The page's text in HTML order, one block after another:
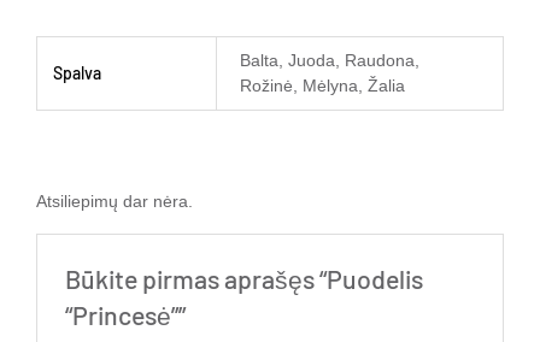
Spalva
Balta, Juoda, Raudona,
Rožinė, Mėlyna, Žalia
Atsiliepimų dar nėra.
Būkite pirmas aprašęs “Puodelis
“Princesė””